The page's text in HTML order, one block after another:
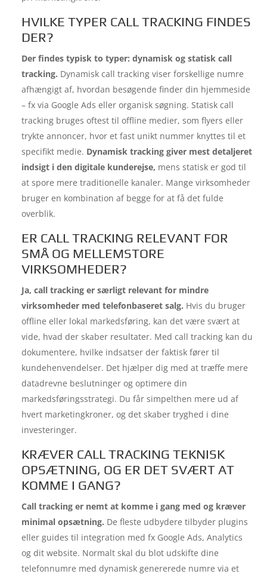
HVILKE TYPER CALL TRACKING FINDES
DER?
Der findes typisk to typer: dynamisk og statisk call
tracking. Dynamisk call tracking viser forskellige numre
afhængigt af, hvordan besøgende finder din hjemmeside
– fx via Google Ads eller organisk søgning. Statisk call
tracking bruges oftest til offline medier, som flyers eller
trykte annoncer, hvor et fast unikt nummer knyttes til et
specifikt medie. Dynamisk tracking giver mest detaljeret
indsigt i den digitale kunderejse, mens statisk er god til
at spore mere traditionelle kanaler. Mange virksomheder
bruger en kombination af begge for at få det fulde
overblik.
ER CALL TRACKING RELEVANT FOR
SMÅ OG MELLEMSTORE
VIRKSOMHEDER?
Ja, call tracking er særligt relevant for mindre
virksomheder med telefonbaseret salg. Hvis du bruger
offline eller lokal markedsføring, kan det være svært at
vide, hvad der skaber resultater. Med call tracking kan du
dokumentere, hvilke indsatser der faktisk fører til
kundehenvendelser. Det hjælper dig med at træffe mere
datadrevne beslutninger og optimere din
markedsføringsstrategi. Du får simpelthen mere ud af
hvert marketingkroner, og det skaber tryghed i dine
investeringer.
KRÆVER CALL TRACKING TEKNISK
OPSÆTNING, OG ER DET SVÆRT AT
KOMME I GANG?
Call tracking er nemt at komme i gang med og kræver
minimal opsætning. De fleste udbydere tilbyder plugins
eller guides til integration med fx Google Ads, Analytics
og dit website. Normalt skal du blot udskifte dine
telefonnumre med dynamisk genererede numre via et